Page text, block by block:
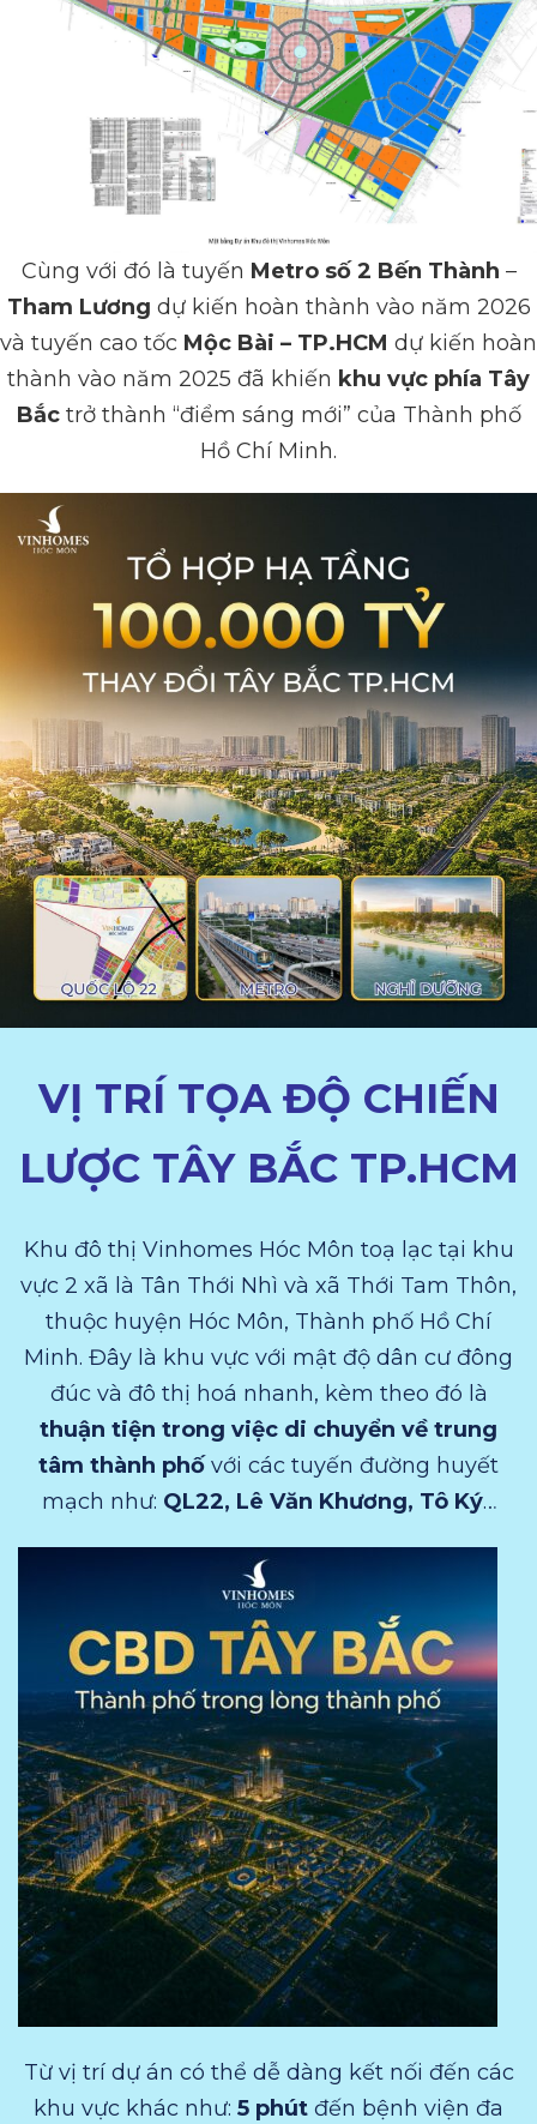
Cùng với đó là tuyến Metro số 2 Bến Thành –
Tham Lương dự kiến hoàn thành vào năm 2026
và tuyến cao tốc Mộc Bài – TP.HCM dự kiến hoàn
thành vào năm 2025 đã khiến khu vực phía Tây
Bắctrở thành “điểm sáng mới” của Thành phố
Hồ Chí Minh.
VỊ TRÍ TỌA ĐỘ CHIẾN
LƯỢC TÂY BẮC TP.HCM
Khu đô thị Vinhomes Hóc Môn toạ lạc tại khu
vực 2 xã là Tân Thới Nhì và xã Thới Tam Thôn,
thuộc huyện Hóc Môn, Thành phố Hồ Chí
Minh. Đây là khu vực với mật độ dân cư đông
đúc và đô thị hoá nhanh, kèm theo đó là
thuận tiện trong việc di chuyển về trung
tâm thành phốvới các tuyến đường huyết
mạch như: QL22, Lê Văn Khương, Tô Ký…
Từ vị trí dự án có thể dễ dàng kết nối đến các
khu vực khác như: 5 phút đến bệnh viện đa